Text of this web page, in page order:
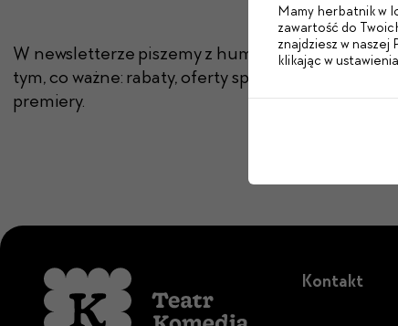
W newsletterze piszemy z humorem tylko o
tym, co ważne: rabaty, oferty specjalne,
premiery.
Kontakt
Mamy herbatnik w
zawartość do
znajdziesz w
klikając w